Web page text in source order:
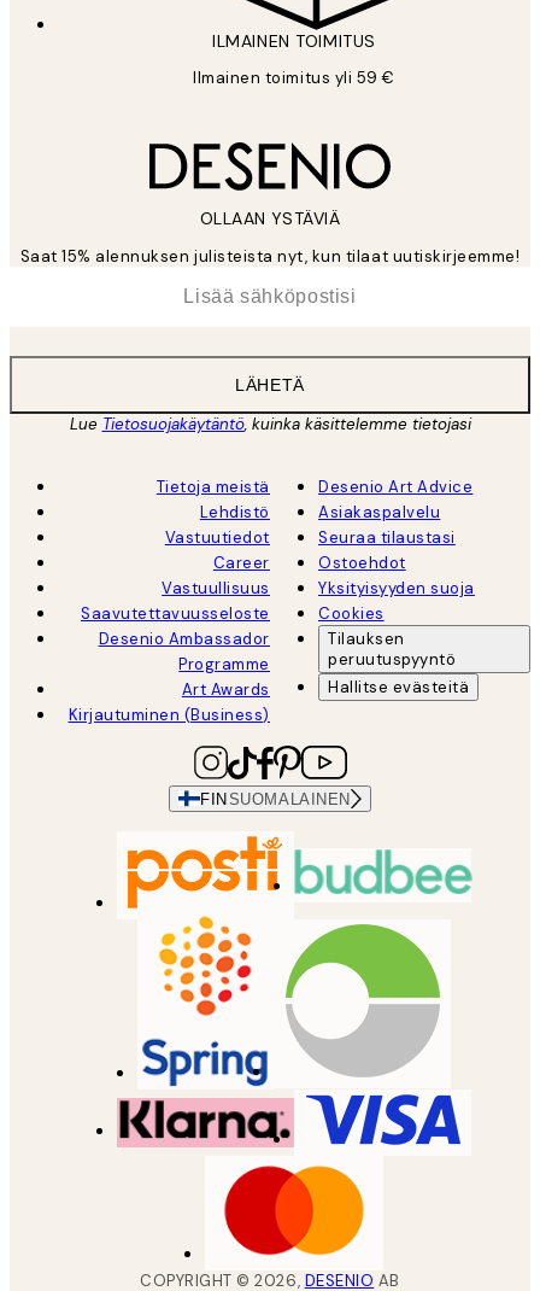
ILMAINEN TOIMITUS
Ilmainen toimitus yli 59 €
OLLAAN YSTÄVIÄ
Saat 15% alennuksen julisteista nyt, kun tilaat uutiskirjeemme!
LÄHETÄ
Lue Tietosuojakäytäntö, kuinka käsittelemme tietojasi
Tietoja meistä
Lehdistö
Vastuutiedot
Career
Vastuullisuus
Saavutettavuusseloste
Desenio Ambassador
Programme
Art Awards
Kirjautuminen (Business)
Desenio Art Advice
Asiakaspalvelu
Seuraa tilaustasi
Ostoehdot
Yksityisyyden suoja
Cookies
Tilauksen
peruutuspyyntö
Hallitse evästeitä
FINSUOMALAINEN
COPYRIGHT ©2026, DESENIO AB